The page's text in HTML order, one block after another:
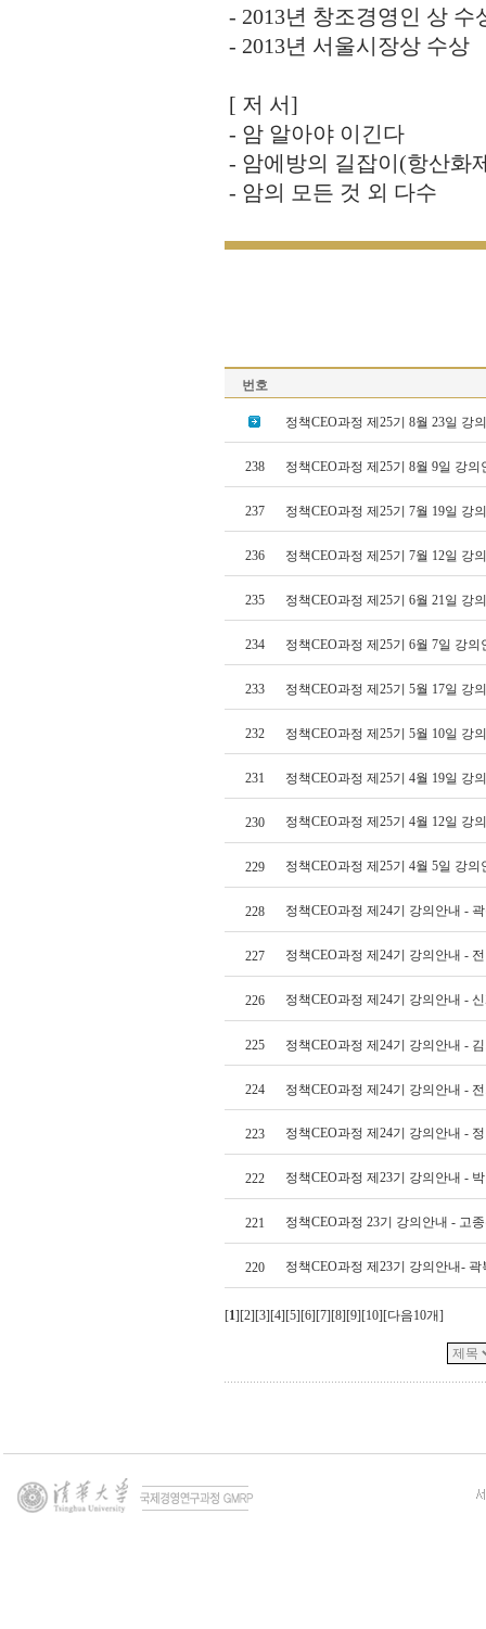
- 2013년 창조경영인 상 수
- 2013년 서울시장상 수상
[ 저 서]
- 암 알아야 이긴다
- 암에방의 길잡이(항산화
- 암의 모든 것 외 다수
번호
정책CEO과정 제25기 8월 23일 강
238 정책CEO과정 제25기 8월 9일 강
237 정책CEO과정 제25기 7월 19일 강
236 정책CEO과정 제25기 7월 12일 강
235 정책CEO과정 제25기 6월 21일 강
234 정책CEO과정 제25기 6월 7일 강
233 정책CEO과정 제25기 5월 17일 강
232 정책CEO과정 제25기 5월 10일 강
231 정책CEO과정 제25기 4월 19일 강
230 정책CEO과정 제25기 4월 12일 강
229 정책CEO과정 제25기 4월 5일 강
228 정책CEO과정 제24기 강의안내 -
227 정책CEO과정 제24기 강의안내 -
226 정책CEO과정 제24기 강의안내 -
225 정책CEO과정 제24기 강의안내 -
224 정책CEO과정 제24기 강의안내 -
223 정책CEO과정 제24기 강의안내 -
222 정책CEO과정 제23기 강의안내 -
221 정책CEO과정 23기 강의안내 - 고
220 정책CEO과정 제23기 강의안내-
[1][2][3][4][5][6][7][8][9][10][다음10개]